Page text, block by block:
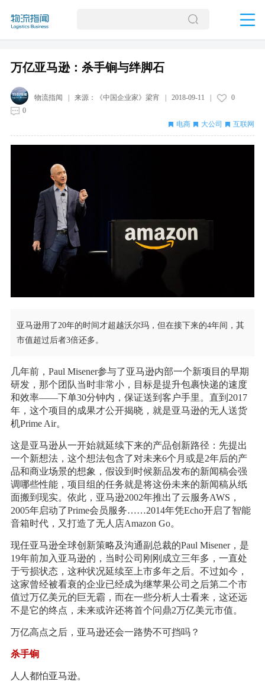
万亿亚马逊：杀手锏与绊脚石
物流指闻 | 来源： 《中国企业家》梁宵 2018-09-11
0
0
电商
大公司 互联网
亚马逊用了20年的时间才超越沃尔玛，但在接下来的4年间，其
市值超过后者3倍还多。
几年前，Paul Misener参与了亚马逊内部一个新项目的早期
研发，那个团队当时非常小，目标是提升包裹快递的速度
和效率——下单30分钟内，保证送到客户手里。直到2017
年，这个项目的成果才公开揭晓，就是亚马逊的无人送货
机Prime Air。
这是亚马逊从一开始就延续下来的产品创新路径：先提出
一个新想法，这个想法包含了对未来6个月或是2年后的产
品和商业场景的想象，假设到时候新品发布的新闻稿会强
调哪些性能，项目组的任务就是将这份未来的新闻稿从纸
面搬到现实。依此，亚马逊2002年推出了云服务AWS，
2005年启动了Prime会员服务……2014年凭Echo开启了智能
音箱时代，又打造了无人店Amazon Go。
现任亚马逊全球创新策略及沟通副总裁的Paul Misener，是
19年前加入亚马逊的，当时公司刚刚成立三年多，一直处
于亏损状态，这种状况延续至上市多年之后。不过如今，
这家曾经被看衰的企业已经成为继苹果公司之后第二个市
值过万亿美元的巨无霸，而在一些分析人士看来，这还远
不是它的终点，未来或许还将首个问鼎2万亿美元市值。
万亿高点之后，亚马逊还会一路势不可挡吗？
杀手锏
人人都怕亚马逊。